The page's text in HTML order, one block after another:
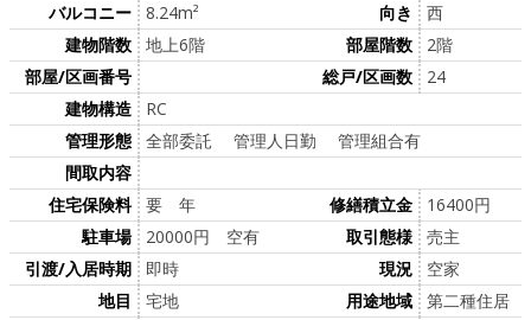
バルコニー
8.24m² 向き
西
建物階数
地上6階 部屋階数
2階
部屋/区画番号
総戸/区画数
24
建物構造
RC
管理形態
全部委託 管理人日勤 管理組合有
間取内容
住宅保険料
要 年 修繕積立金
16400円
駐車場
20000円 空有 取引態様
売主
引渡/入居時期
即時 現況
空家
地目
宅地 用途地域
第二種住居